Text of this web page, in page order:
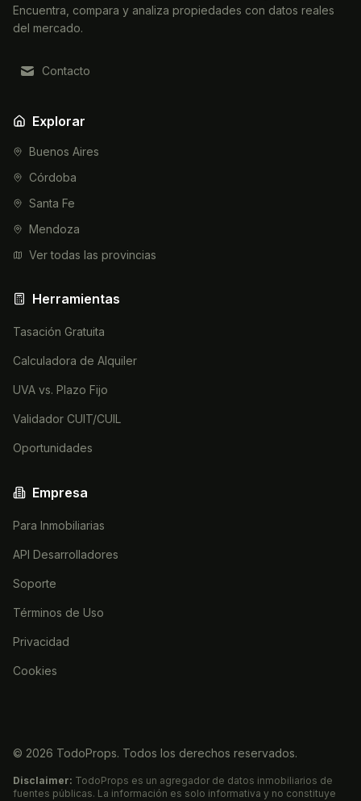
Encuentra, compara y analiza propiedades con datos reales
del mercado.
Contacto
Explorar
Buenos Aires
Córdoba
Santa Fe
Mendoza
Ver todas las provincias
Herramientas
Tasación Gratuita
Calculadora de Alquiler
UVA vs. Plazo Fijo
Validador CUIT/CUIL
Oportunidades
Empresa
Para Inmobiliarias
API Desarrolladores
Soporte
Términos de Uso
Privacidad
Cookies
© 2026 TodoProps. Todos los derechos reservados.
Disclaimer: TodoProps es un agregador de datos inmobiliarios de
fuentes públicas. La información es solo informativa y no constituye